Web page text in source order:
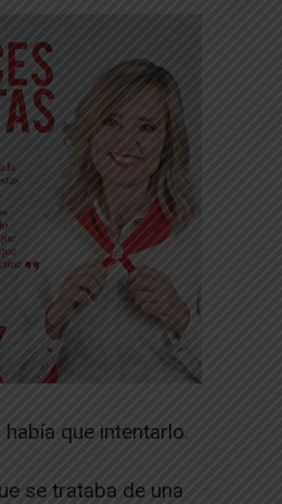
que intentarlo.
se trataba de una